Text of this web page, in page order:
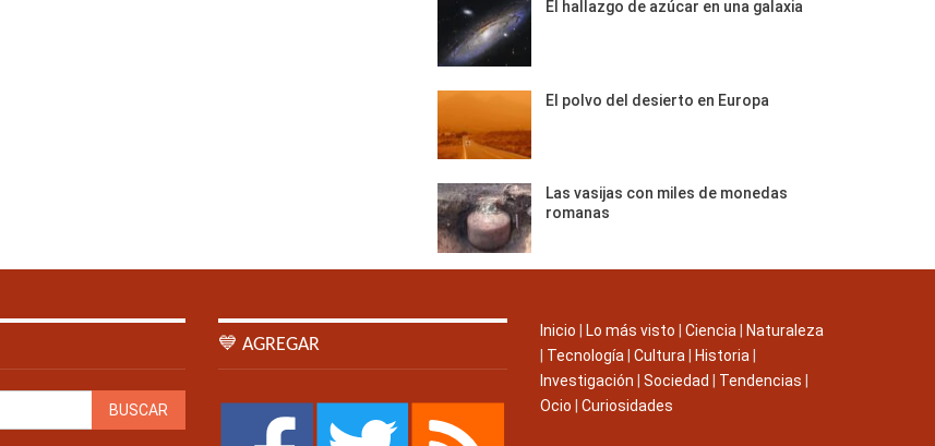
El hallazgo de azúcar en una galaxia
El polvo del desierto en Europa
Las vasijas con miles de monedas
romanas
💙 AGREGAR
Inicio Lo más visto Ciencia
Naturaleza
Tecnología Cultura Historia
Investigación
Sociedad Tendencias
Ocio
Curiosidades